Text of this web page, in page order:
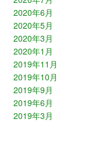
2020年6月
2020年5月
2020年3月
2020年1月
2019年11月
2019年10月
2019年9月
2019年6月
2019年3月